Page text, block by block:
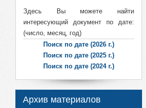
Здесь Вы можете найти
интересующий документ по дате:
(число, месяц, год)
Поиск по дате (2026 г.)
Поиск по дате (2025 г.)
Поиск по дате (2024 г.)
Архив материалов